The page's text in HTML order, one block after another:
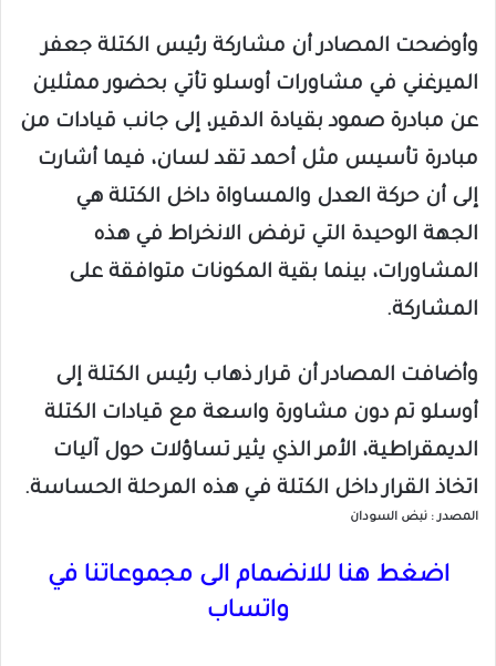
وأوضحت المصادر أن مشاركة رئيس الكتلة جعفر
الميرغني في مشاورات أوسلو تأتي بحضور ممثلين
عن مبادرة صمود بقيادة الدقير، إلى جانب قيادات من
مبادرة تأسيس مثل أحمد تقد لسان، فيما أشارت
إلى أن حركة العدل والمساواة داخل الكتلة هي
الجهة الوحيدة التي ترفض الانخراط في هذه
المشاورات، بينما بقية المكونات متوافقة على
المشاركة.
وأضافت المصادر أن قرار ذهاب رئيس الكتلة إلى
أوسلو تم دون مشاورة واسعة مع قيادات الكتلة
الديمقراطية، الأمر الذي يثير تساؤلات حول آليات
اتخاذ القرار داخل الكتلة في هذه المرحلة الحساسة.
المصدر : نبض السودان
اضغط هنا للانضمام الى مجموعاتنا في
واتساب